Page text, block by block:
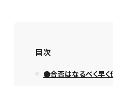
目次
●合否はなるべく早く